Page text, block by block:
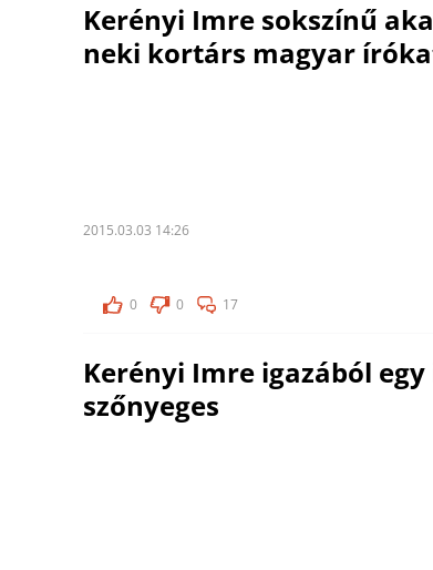
Kerényi Imre sokszínű
neki kortárs magyar
2015.03.03 14:26
0 0 17
Kerényi Imre igazából
szőnyeges